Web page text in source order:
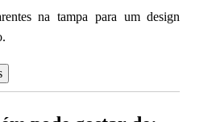
na tampa para um design
para qualquer marca de
universal, simplificando a